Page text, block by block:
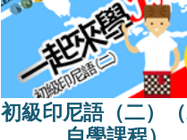
初級印尼語（二）